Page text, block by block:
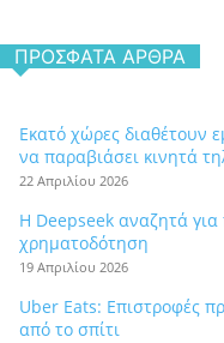
ΠΡΌΣΦΑΤΑ ΆΡΘΡΑ
Εκατό χώρες διαθέτουν
να παραβιάσει κινητά
22 Απριλίου 2026
Η Deepseek αναζητά
χρηματοδότηση
19 Απριλίου 2026
Uber Eats: Επιστροφές
από το σπίτι